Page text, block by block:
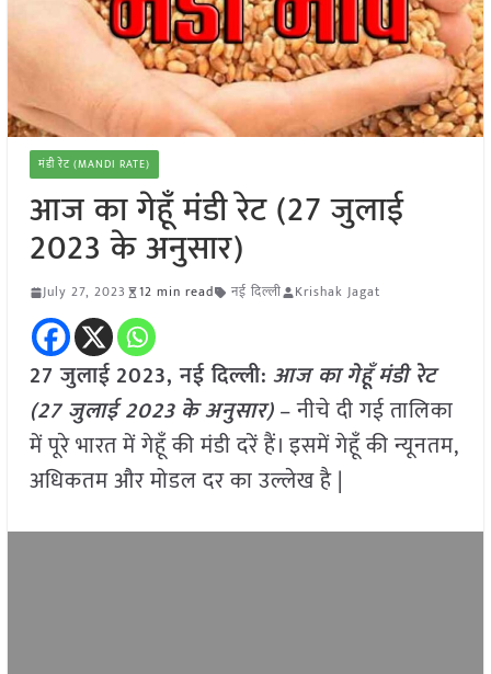
मंडी रेट (MANDI RATE)
आज का गेहूँ मंडी रेट (27 जुलाई
2023 के अनुसार)
July 27, 2023 12 min read नई दिल्ली Krishak Jagat
27 जुलाई2023, नई दिल्ली: आज का गेहूँमंडी रेट
(27 जुलाई 2023 के अनुसार)– नीचे दी गई तालिका
में पूरे भारत में गेहूँ की मंडी दरें हैं। इसमें गेहूँ की न्यूनतम,
अधिकतम और मोडल दर का उल्लेख है |